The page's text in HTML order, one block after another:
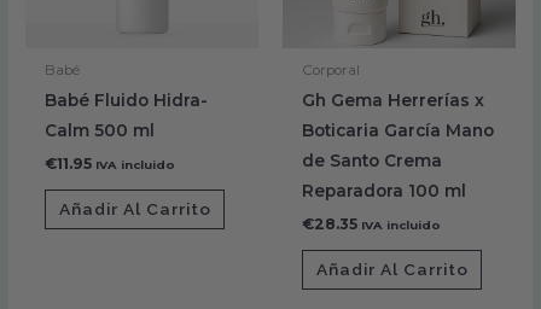
Babé
Babé Fluido Hidra-
Calm 500 ml
€11.95 IVA incluido
Añadir Al Carrito
Corporal
Gh Gema Herrerías x
Boticaria García Mano
de Santo Crema
Reparadora 100 ml
€28.35 IVA incluido
Añadir Al Carrito